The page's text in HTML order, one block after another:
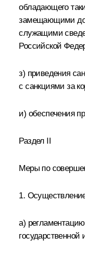
обладающего
замещающими
служащими
Российской
з) приведения
с санкциями за
и) обеспечения
Раздел II
Меры по
1.
а)